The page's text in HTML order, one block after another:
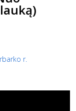
r.